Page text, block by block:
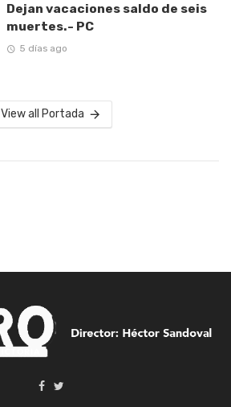
Dejan vacaciones saldo de seis
muertes.- PC
5 días ago
View all Portada